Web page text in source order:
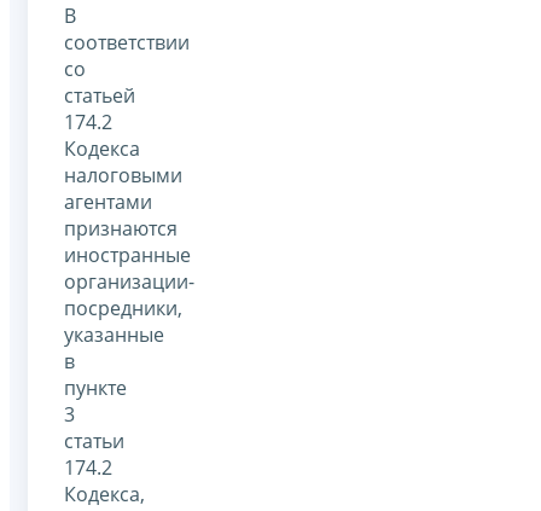
В
соответствии
со
статьей
174.2
Кодекса
налоговыми
агентами
признаются
иностранные
организации-
посредники,
указанные
в
пункте
3
статьи
174.2
Кодекса,